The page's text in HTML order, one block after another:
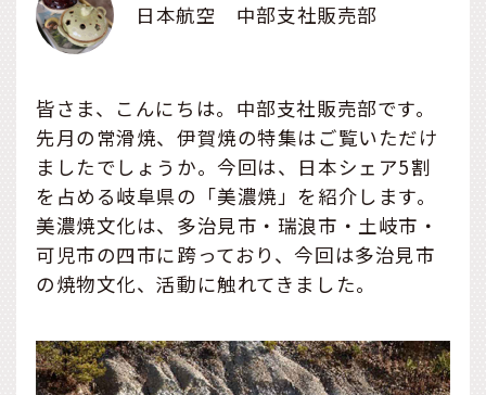
日本航空 中部支社販売部
皆さま、こんにちは。中部支社販売部です。
先月の常滑焼、伊賀焼の特集はご覧いただけ
ましたでしょうか。今回は、日本シェア5割
を占める岐阜県の「美濃焼」を紹介します。
美濃焼文化は、多治見市・瑞浪市・土岐市・
可児市の四市に跨っており、今回は多治見市
の焼物文化、活動に触れてきました。